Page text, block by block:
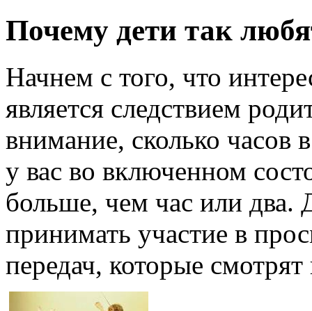
Почему дети так
Начнем с того, что
является следствием
внимание, сколько часов
у вас во включенном
больше, чем час или два.
принимать участие в
передач, которые